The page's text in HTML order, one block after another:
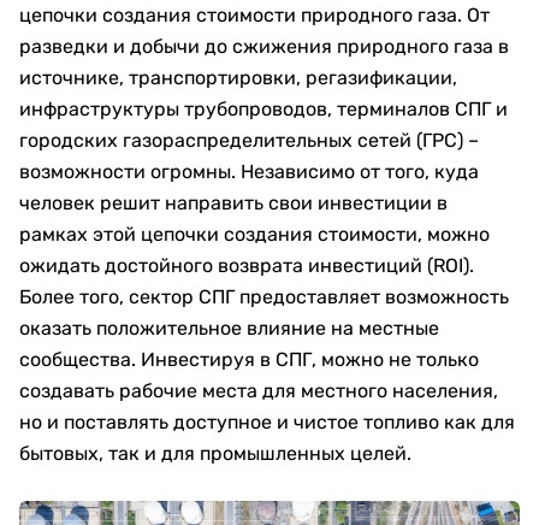
цепочки создания стоимости природного газа. От
разведки и добычи до сжижения природного газа в
источнике, транспортировки, регазификации,
инфраструктуры трубопроводов, терминалов СПГ и
городских газораспределительных сетей (ГРС) –
возможности огромны. Независимо от того, куда
человек решит направить свои инвестиции в
рамках этой цепочки создания стоимости, можно
ожидать достойного возврата инвестиций (ROI).
Более того, сектор СПГ предоставляет возможность
оказать положительное влияние на местные
сообщества. Инвестируя в СПГ, можно не только
создавать рабочие места для местного населения,
но и поставлять доступное и чистое топливо как для
бытовых, так и для промышленных целей.